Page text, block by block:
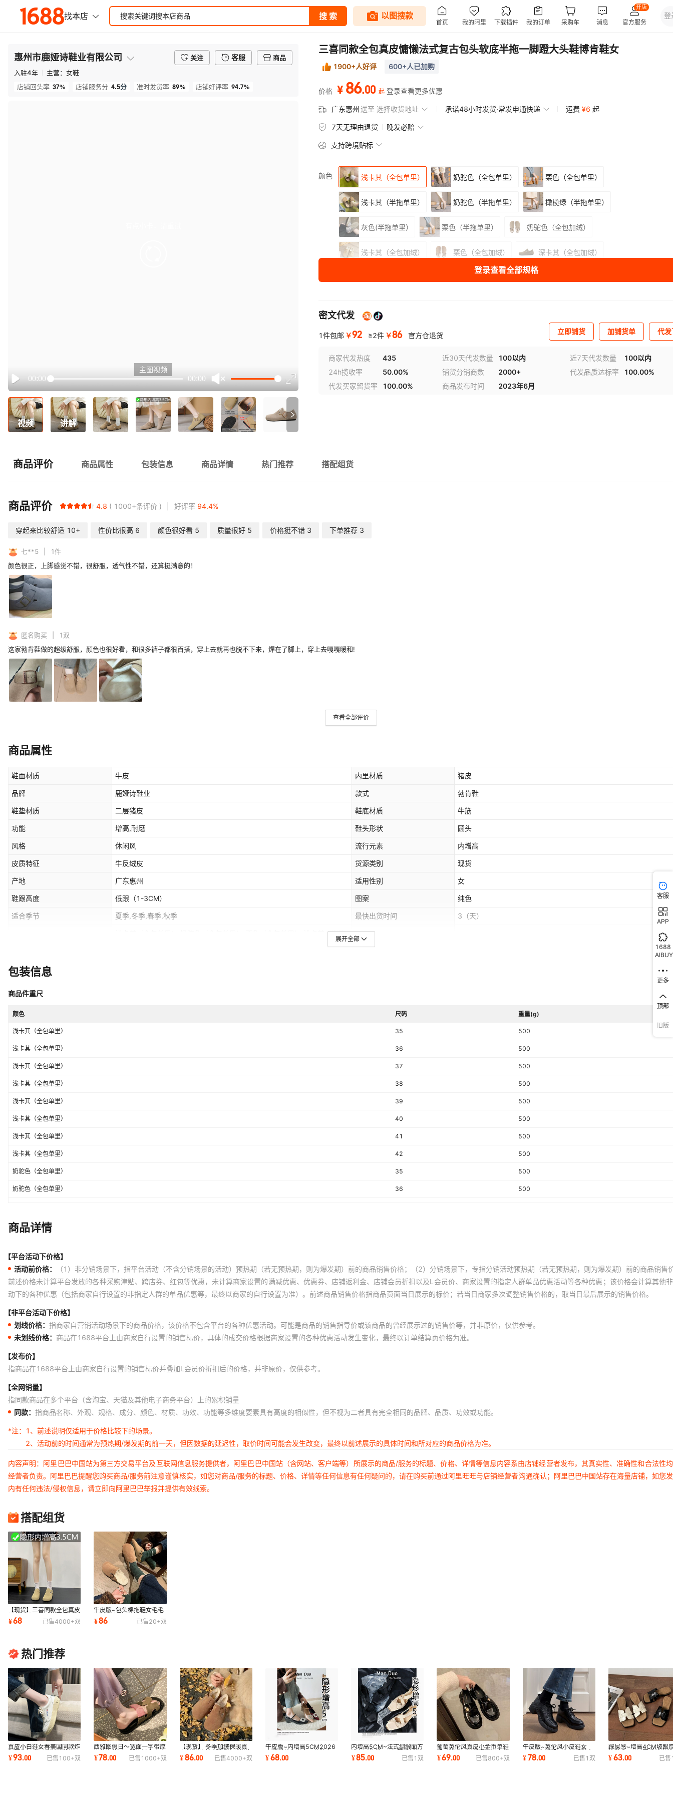
惠州市鹿娅诗鞋业有限公司 关注 客服
商品
入驻4年 主营： 女鞋
店铺回头率 37% 店铺服务分 4.5分 准时发货率 89% 店铺好评率 94.7%
Play
00:00 00:00
主图视频 讲解视频
视频 讲解
三喜同款全包真皮慵懒法式复古包头软底半拖一脚蹬大头鞋博肯鞋女
1900+人好评 600+人已加购
价格 ¥ 86.00 起 登录查看更多优惠
广东惠州送至 选择收货地址 承诺48小时发货·常发申通快递 运费 ¥6 起
7天无理由退货 晚发必赔
支持跨境贴标
颜色 浅卡其（全包单里） 奶驼色（全包单里） 栗色（全包单里）
浅卡其（半拖单里） 奶驼色（半拖单里） 橄榄绿（半拖单里）
灰色(半拖单里） 栗色（半拖单里） 奶驼色（全包加绒）
浅卡其（全包加绒） 栗色（全包加绒） 深卡其（全包加绒）
库存78846双
库存8556双
38
42
登录查看全部规格
密文代发
1件包邮 ￥92 ≥2件 ￥86 官方仓退货 立即铺货 加铺货单 代
商家代发热度 435 近30天代发数量 100以内 近7天代发数量
100以内
24h揽收率
50.00% 铺货分销商数 2000+ 代发品质达标率
100.00%
代发买家留货率
100.00% 商品发布时间 2023年6月
商品评价 商品属性 包装信息 商品详情 热门推荐 搭配组货
商品评价 4.8 1000+条评价 好评率 94.4%
穿起来比较舒适 10+ 性价比很高 6 颜色很好看 5 质量很好 5 价格挺不错 3 下单推荐 3
七**5 1件
颜色很正，上脚感觉不错，很舒服，透气性不错，还算挺满意的！
匿名购买 1双
这家勃肯鞋做的超级舒服，颜色也很好看，和很多裤子都很百搭，穿上去就再也脱不下来，焊在了脚上，穿上去嘎嘎暖和!
查看全部评价
商品属性
鞋面材质 牛皮 内里材质 猪皮
品牌 鹿娅诗鞋业 款式 勃肯鞋
鞋垫材质 二层猪皮 鞋底材质 牛筋
功能 增高,耐磨 鞋头形状 圆头
风格 休闲风 流行元素 内增高
皮质特征 牛反绒皮 货源类别 现货
产地 广东惠州 适用性别 女
鞋跟高度 低跟（1-3CM） 图案 纯色
适合季节 夏季,冬季,春季,秋季 最快出货时间 3 （天）
浅卡其（全包单里）,奶驼色（全包单里）,栗色（全包单里）,浅卡其（半拖
单里）,奶驼色（半拖单里）,橄榄绿（半拖单里）,灰色(半拖单里）,栗色
尺码
鞋跟形状
穿着方式
是否库存
适用运动
适用场景 上市年份季节（上市时间）
形象 最晚发货时间
开口深度
适用年龄段
鞋跟款式
展开全部
包装信息
商品件重尺
颜色 尺码 重量(g)
浅卡其（全包单里） 35 500
浅卡其（全包单里） 36 500
浅卡其（全包单里） 37 500
浅卡其（全包单里） 38 500
浅卡其（全包单里） 39 500
浅卡其（全包单里） 40 500
浅卡其（全包单里） 41 500
浅卡其（全包单里） 42 500
奶驼色（全包单里） 35 500
奶驼色（全包单里） 36 500
奶驼色（全包单里）
奶驼色（全包单里）
奶驼色（全包单里） 41 500
奶驼色（全包单里） 42 500
栗色（全包单里）
栗色（全包单里） 36 500
栗色（全包单里）
栗色（全包单里）
栗色（全包单里）
栗色（全包单里） 41
栗色（全包单里）
浅卡其（半拖单里） 36 500
浅卡其（半拖单里）
浅卡其（半拖单里）
浅卡其（半拖单里）
浅卡其（半拖单里）
浅卡其（半拖单里）
奶驼色（半拖单里）
奶驼色（半拖单里）
奶驼色（半拖单里） 40
奶驼色（半拖单里） 41
奶驼色（半拖单里） 42 500
橄榄绿（半拖单里） 35 500
橄榄绿（半拖单里） 36 500
商品详情
【平台活动下价格】
活动前价格：
（1）非分销场景下，指平台活动（不含分销场景的活动）预热期（若无预热期，则为爆发期）前的商品销售价格；（2）分销场景下，专指分销活动预热期（若无预热期，则为爆发期）前的商品销售
前述价格未计算平台发放的各种采购津贴、跨店券、红包等优惠，未计算商家设置的满减优惠、优惠券、店铺返利金、店铺会员折扣以及L会员价、商家设置的指定人群单品优惠活动等各种优惠；该价格会计算其他
动下的各种优惠（包括商家自行设置的非指定人群的单品优惠等，最终以商家的自行设置为准）。前述商品销售价格指商品页面当日展示的标价；若当日商家多次调整销售价格的，取当日最后展示的销售价格。
【非平台活动下价格】
划线价格： 指商家自营销活动场景下的商品价格，该价格不包含平台的各种优惠活动。可能是商品的销售指导价或该商品的曾经展示过的销售价等，并非原价，仅供参考。
未划线价格： 商品在1688平台上由商家自行设置的销售标价，具体的成交价格根据商家设置的各种优惠活动发生变化，最终以订单结算页价格为准。
【发布价】
指商品在1688平台上由商家自行设置的销售标价并叠加L会员价折扣后的价格，并非原价，仅供参考。
【全网销量】
指同款商品在多个平台（含淘宝、天猫及其他电子商务平台）上的累积销量
同款： 指商品名称、外观、规格、成分、颜色、材质、功效、功能等多维度要素具有高度的相似性，但不视为二者具有完全相同的品牌、品质、功效或功能。
*注：
1、前述说明仅适用于价格比较下的场景。
2、活动前的时间通常为预热期/爆发期的前一天，但因数据的延迟性，取价时间可能会发生改变，最终以前述展示的具体时间和所对应的商品价格为准。
内容声明：阿里巴巴中国站为第三方交易平台及互联网信息服务提供者，阿里巴巴中国站（含网站、客户端等）所展示的商品/服务的标题、价格、详情等信息内容系由店铺经营者发布，其真实性、准确性和合法性
经营者负责。阿里巴巴提醒您购买商品/服务前注意谨慎核实，如您对商品/服务的标题、价格、详情等任何信息有任何疑问的，请在购买前通过阿里旺旺与店铺经营者沟通确认；阿里巴巴中国站存在海量店铺，如您
内有任何违法/侵权信息，请立即向阿里巴巴举报并提供有效线索。
搭配组货
【现货】三喜同款全包真皮
慵懒法式包头软底一脚蹬大
头鞋勃肯鞋女
¥68 已售4000+双
牛皮版~包头棉拖鞋女毛毛
鞋女外穿厚底真皮加绒半拖
加绒勃肯鞋女
¥86 已售20+双
热门推荐
真皮小白鞋女春美国同款炸
街圆头复古运动老爹鞋
¥93.00 已售 100+双
西雅图假日～宽面一字带厚
底外穿休闲二舅拖鞋女
¥78.00 已售 1000+双
【现货】 冬季加绒保暖真
皮勃肯鞋女一脚蹬大头鞋女
¥86.00 已售4000+双
牛皮版~内增高5CM2026
春季新款尖头高跟单鞋女一
字带水钻玛丽珍鞋
¥68.00
内增高5CM~法式绸缎面方
头交叉绑带2026夏季新款
百搭芭蕾舞单鞋女
¥85.00 已售 1 双
葡萄英伦风真皮小金币单鞋
粗跟软底厚底乐福皮鞋女秋
¥69.00 已售800+双
牛皮版~英伦风小皮鞋女
2025冬季粗跟厚底系带高
跟黑色通勤单鞋女
¥78.00 已售 1 双
踩屎感~增高4CM坡跟
拖鞋女2026夏季外穿
一字拖方头凉拖女
¥63.00 已售
客服
APP
1688
AIBUY
更多
顶部
旧版